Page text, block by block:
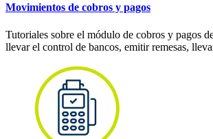
Movimientos de cobros y pagos
Tutoriales sobre el módulo de cobros y pagos
llevar el control de bancos, emitir remesas,